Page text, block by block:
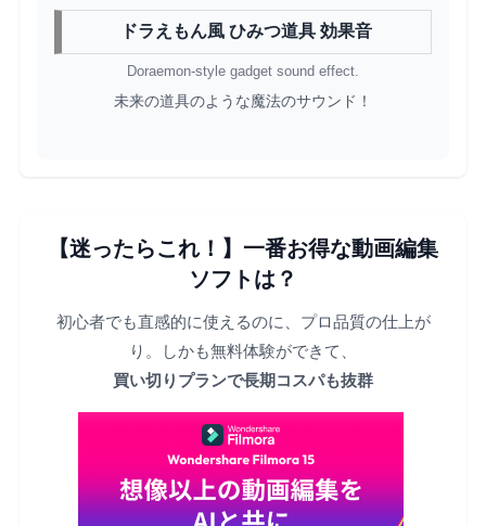
ドラえもん風 ひみつ道具 効果音
Doraemon-style gadget sound effect.
未来の道具のような魔法のサウンド！
【迷ったらこれ！】一番お得な動画編集
ソフトは？
初心者でも直感的に使えるのに、プロ品質の仕上が
り。しかも無料体験ができて、
買い切りプランで長期コスパも抜群